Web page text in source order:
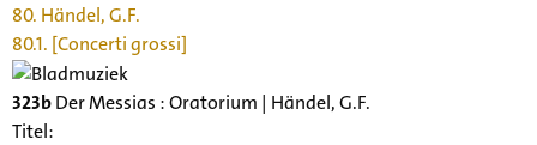
80. Händel, G.F.
80.1. [Concerti grossi]
323bDer Messias : Oratorium | Händel, G.F.
Titel: